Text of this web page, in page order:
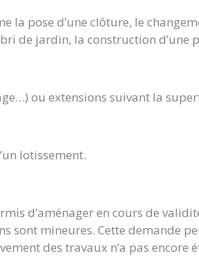
la pose d’une clôture, le
de jardin, la construction d’une
ou extensions suivant la
lotissement.
d’aménager en cours de
sont mineures. Cette demande
des travaux n’a pas encore